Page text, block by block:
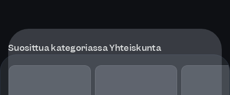
Suosittua kategoriassa Yhteiskunta